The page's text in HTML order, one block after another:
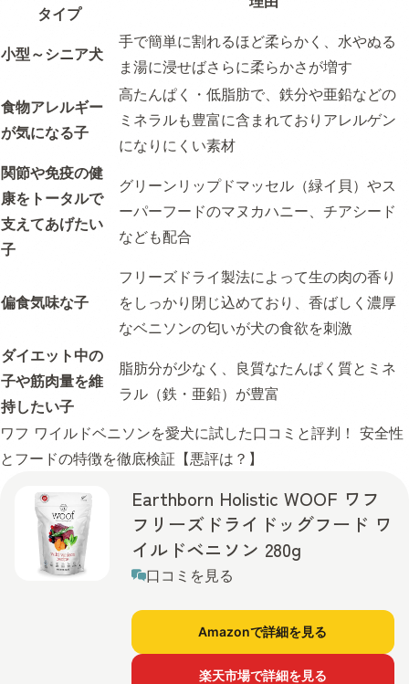
タイプ
小型～シニア犬
手で簡単に割れるほど柔らかく、水やぬる
ま湯に浸せばさらに柔らかさが増す
食物アレルギー
が気になる子
高たんぱく・低脂肪で、鉄分や亜鉛などの
ミネラルも豊富に含まれておりアレルゲン
になりにくい素材
関節や免疫の健
康をトータルで
支えてあげたい
子
グリーンリップドマッセル（緑イ貝）やス
ーパーフードのマヌカハニー、チアシード
なども配合
偏食気味な子
フリーズドライ製法によって生の肉の香り
をしっかり閉じ込めており、香ばしく濃厚
なベニソンの匂いが犬の食欲を刺激
ダイエット中の
子や筋肉量を維
持したい子
脂肪分が少なく、良質なたんぱく質とミネ
ラル（鉄・亜鉛）が豊富
ワフ ワイルドベニソンを愛犬に試した口コミと評判！ 安全性
とフードの特徴を徹底検証【悪評は？】
Earthborn Holistic WOOF ワフ
フリーズドライドッグフード ワ
イルドベニソン 280g
口コミを見る
Amazonで詳細を見る
楽天市場で詳細を見る